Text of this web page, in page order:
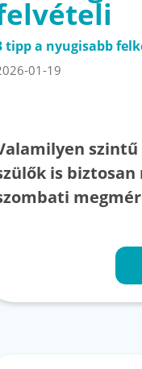
tipp a nyugisabb
01-19
is biztosan